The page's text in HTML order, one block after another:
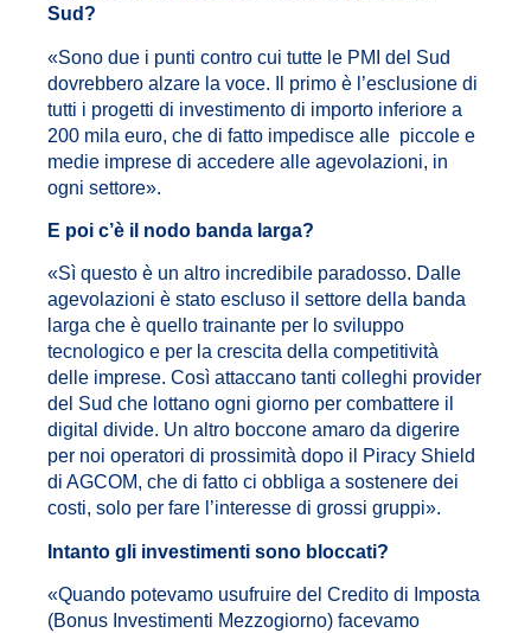
Sud?
«Sono due i punti contro cui tutte le PMI del Sud
dovrebbero alzare la voce. Il primo è l’esclusione di
tutti i progetti di investimento di importo inferiore a
200 mila euro, che di fatto impedisce alle piccole e
medie imprese di accedere alle agevolazioni, in
ogni settore».
E poi c’è il nodo banda larga?
«Sì questo è un altro incredibile paradosso. Dalle
agevolazioni è stato escluso il settore della banda
larga che è quello trainante per lo sviluppo
tecnologico e per la crescita della competitività
delle imprese. Così attaccano tanti colleghi provider
del Sud che lottano ogni giorno per combattere il
digital divide. Un altro boccone amaro da digerire
per noi operatori di prossimità dopo il Piracy Shield
di AGCOM, che di fatto ci obbliga a sostenere dei
costi, solo per fare l’interesse di grossi gruppi».
Intanto gli investimenti sono bloccati?
«Quando potevamo usufruire del Credito di Imposta
(Bonus Investimenti Mezzogiorno) facevamo